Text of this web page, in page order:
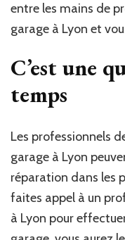
entre les mains de
garage à Lyon et
C’est une
temps
Les professionnels
garage à Lyon
réparation dans les
faites appel à un
à Lyon pour